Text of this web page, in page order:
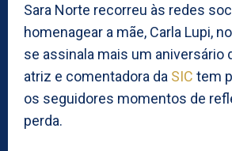
Sara Norte recorreu às redes
homenagear a mãe, Carla Lupi,
se assinala mais um aniversário
atriz e comentadora da SIC tem
os seguidores momentos de
perda.